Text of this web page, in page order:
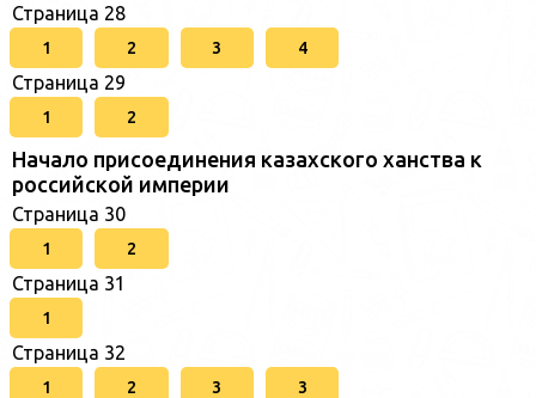
Страница 28
1 2 3 4
Страница 29
1 2
Начало присоединения казахского ханства к
российской империи
Страница 30
1 2
Страница 31
1
Страница 32
1 2 3 3